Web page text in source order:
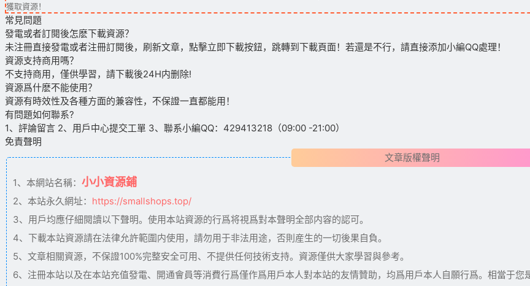
獲取資源！
常見問題
發電或者訂閱後怎麽下載資源？
未注冊直接發電或者注冊訂閱後，刷新文章，點擊立即下載按鈕，跳轉到下載頁面！若還是不行，請直接添加小編QQ處理！
資源支持商用嗎？
不支持商用，僅供學習，請下載後24H内删除!
資源爲什麽不能使用？
資源有時效性及各種方面的兼容性，不保證一直都能用！
有問題如何聯系?
1、評論留言 2、用戶中心提交工單 3、聯系小編QQ：429413218（09:00 -21:00）
免責聲明
文章版權聲明
1、本網站名稱： 小小資源鋪
2、本站永久網址： https://smallshops.top/
3、用戶均應仔細閱讀以下聲明。使用本站資源的行爲将視爲對本聲明全部内容的認可。
4、下載本站資源請在法律允許範圍内使用，請勿用于非法用途，否則産生的一切後果自負。
5、文章相關資源，不保證100%完整安全可用、不提供任何技術支持。資源僅供大家學習與參考。
6、注冊本站以及在本站充值發電、開通會員等消費行爲僅作爲用戶本人對本站的友情贊助，均爲用戶本人自願行爲。相當于